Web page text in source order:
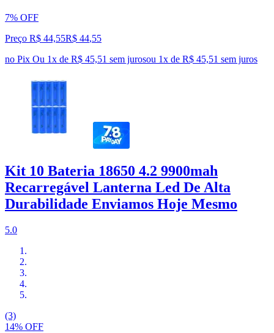
7% OFF
Preço R$ 44,55R$ 44,55
no Pix Ou 1x de R$ 45,51 sem jurosou 1x de R$ 45,51 sem juros
Kit 10 Bateria 18650 4.2 9900mah
Recarregável Lanterna Led De Alta
Durabilidade Enviamos Hoje Mesmo
5.0
(3)
14% OFF